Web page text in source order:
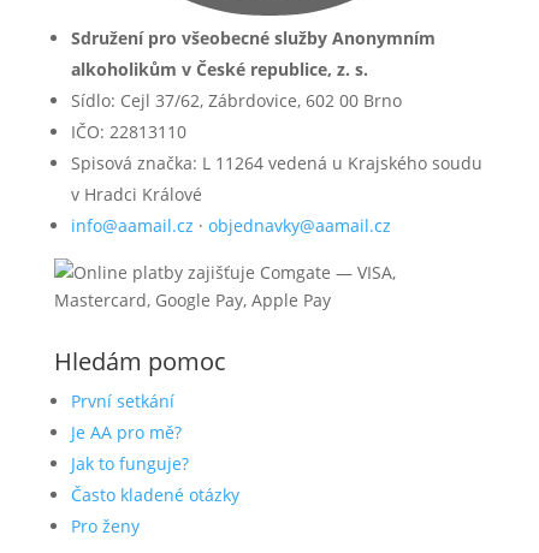
Sdružení pro všeobecné služby Anonymním
alkoholikům v České republice, z. s.
Sídlo: Cejl 37/62, Zábrdovice, 602 00 Brno
IČO: 22813110
Spisová značka: L 11264 vedená u Krajského soudu
v Hradci Králové
info@aamail.cz · objednavky@aamail.cz
Hledám pomoc
První setkání
Je AA pro mě?
Jak to funguje?
Často kladené otázky
Pro ženy